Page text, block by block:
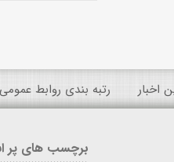
اخبار رتبه بندی روابط عمومی
برچسب های پر